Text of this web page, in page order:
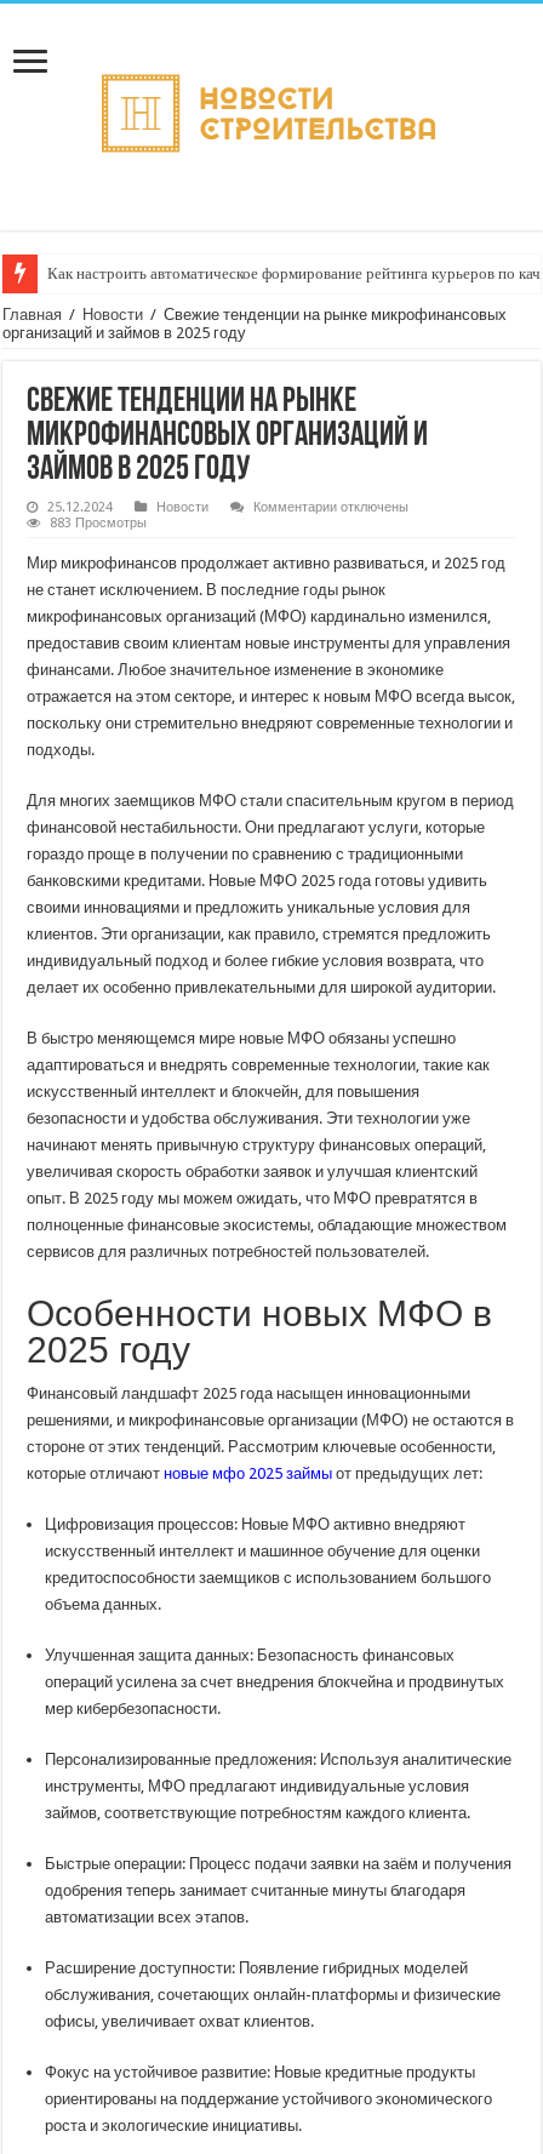
Как настроить автоматическое формирование рейтинга курьеров по
Главная / Новости / Свежие тенденции на рынке микрофинансовых
организаций и займов в 2025 году
Свежие тенденции на рынке
микрофинансовых организаций и
займов в 2025 году
25.12.2024 Новости Комментариик
на
рынке
микрофинансовых
организаций
займов
в
2025
году
отключены
883 Просмотры
Мир микрофинансов продолжает активно развиваться, и 2025 год
не станет исключением. В последние годы рынок
микрофинансовых организаций (МФО) кардинально изменился,
предоставив своим клиентам новые инструменты для управления
финансами. Любое значительное изменение в экономике
отражается на этом секторе, и интерес к новым МФО всегда высок,
поскольку они стремительно внедряют современные технологии и
подходы.
Для многих заемщиков МФО стали спасительным кругом в период
финансовой нестабильности. Они предлагают услуги, которые
гораздо проще в получении по сравнению с традиционными
банковскими кредитами. Новые МФО 2025 года готовы удивить
своими инновациями и предложить уникальные условия для
клиентов. Эти организации, как правило, стремятся предложить
индивидуальный подход и более гибкие условия возврата, что
делает их особенно привлекательными для широкой аудитории.
В быстро меняющемся мире новые МФО обязаны успешно
адаптироваться и внедрять современные технологии, такие как
искусственный интеллект и блокчейн, для повышения
безопасности и удобства обслуживания. Эти технологии уже
начинают менять привычную структуру финансовых операций,
увеличивая скорость обработки заявок и улучшая клиентский
опыт. В 2025 году мы можем ожидать, что МФО превратятся в
полноценные финансовые экосистемы, обладающие множеством
сервисов для различных потребностей пользователей.
Особенности новых МФО в
2025 году
Финансовый ландшафт 2025 года насыщен инновационными
решениями, и микрофинансовые организации (МФО) не остаются в
стороне от этих тенденций. Рассмотрим ключевые особенности,
которые отличаютновые мфо 2025 займы от предыдущих лет:
Цифровизация процессов: Новые МФО активно внедряют
искусственный интеллект и машинное обучение для оценки
кредитоспособности заемщиков с использованием большого
объема данных.
Улучшенная защита данных: Безопасность финансовых
операций усилена за счет внедрения блокчейна и продвинутых
мер кибербезопасности.
Персонализированные предложения: Используя аналитические
инструменты, МФО предлагают индивидуальные условия
займов, соответствующие потребностям каждого клиента.
Быстрые операции: Процесс подачи заявки на заём и получения
одобрения теперь занимает считанные минуты благодаря
автоматизации всех этапов.
Расширение доступности: Появление гибридных моделей
обслуживания, сочетающих онлайн-платформы и физические
офисы, увеличивает охват клиентов.
Фокус на устойчивое развитие: Новые кредитные продукты
ориентированы на поддержание устойчивого экономического
роста и экологические инициативы.